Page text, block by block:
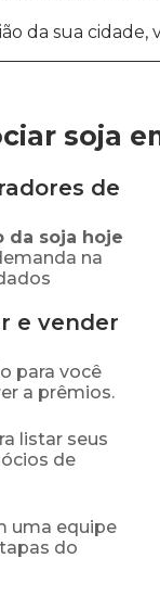
da sua cidade,
soja
de
da soja hoje
na
e vender
para você
a prêmios.
listar seus
de
uma equipe
do